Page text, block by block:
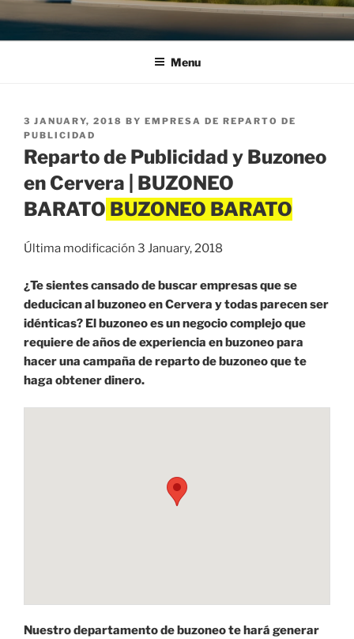
Menu
POSTED
ON
3 JANUARY, 2018 BY EMPRESA DE REPARTO DE
PUBLICIDAD
Reparto de Publicidad y Buzoneo
en Cervera | BUZONEO
BARATO
Última modificación 3 January, 2018
¿Te sientes cansado de buscar empresas que se
deducican al buzoneo en Cervera y todas parecen ser
idénticas? El buzoneo es un negocio complejo que
requiere de años de experiencia en buzoneo para
hacer una campaña de reparto de buzoneo que te
haga obtener dinero.
Nuestro departamento de buzoneo te hará generar